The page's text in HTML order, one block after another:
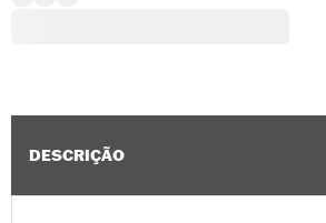
DESCRIÇÃO